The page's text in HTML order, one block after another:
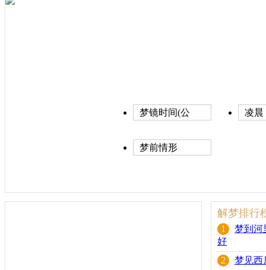
梦镜时间(公
凌晨
梦前情形
解梦排行
1
梦到河
好
2
梦见西